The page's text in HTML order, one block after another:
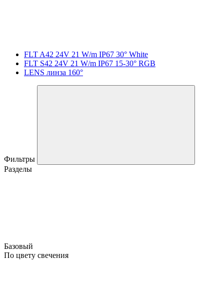
FLT A42 24V 21 W/m IP67 30° White
FLT S42 24V 21 W/m IP67 15-30° RGB
LENS линза 160°
Фильтры
Разделы
Базовый
По цвету свечения